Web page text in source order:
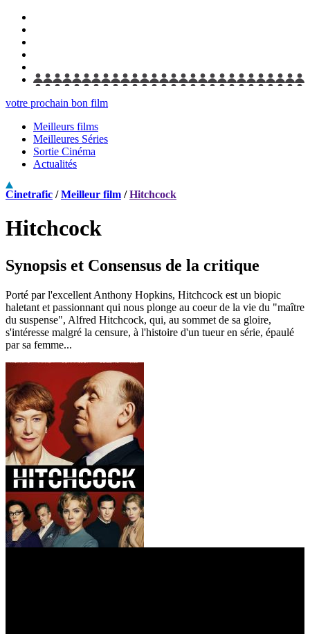
votre prochain bon film
Meilleurs films
Meilleures Séries
Sortie Cinéma
Actualités
Cinetrafic /Meilleur film /Hitchcock
Hitchcock
Synopsis et Consensus de la critique
Porté par l'excellent Anthony Hopkins, Hitchcock est un biopic
haletant et passionnant qui nous plonge au coeur de la vie du "maître
du suspense", Alfred Hitchcock, qui, au sommet de sa gloire,
s'intéresse malgré la censure, à l'histoire d'un tueur en série, épaulé
par sa femme...